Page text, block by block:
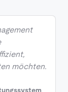
möchten.